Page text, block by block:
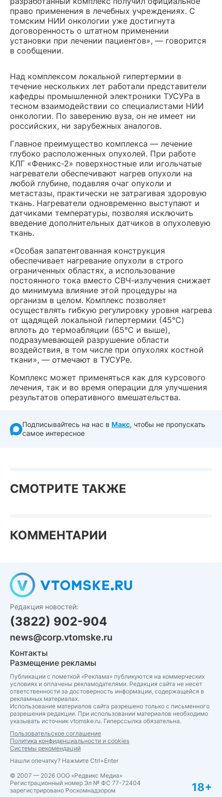
право применения в лечебных учреждениях. С
томским НИИ онкологии уже достигнута
договоренность о штатном применении
установки при лечении пациентов», — говорится
в сообщении.
Над комплексом локальной гипертермии в
течение нескольких лет работали представители
кафедры промышленной электроники ТУСУРа в
тесном взаимодействии со специалистами НИИ
онкологии. По заверению вуза, он не имеет ни
российских, ни зарубежных аналогов.
Главное преимущество комплекса — лечение
глубоко расположенных опухолей. При работе
КЛГ «Феникс-2» поверхностные или игольчатые
нагреватели обеспечивают нагрев опухоли на
любой глубине, подавляя очаг опухоли и
метастазы, практически не затрагивая здоровую
ткань. Нагреватели одновременно выступают и
датчиками температуры, позволяя исключить
введение дополнительных датчиков в опухолевую
ткань.
«Особая запатентованная конструкция
обеспечивает нагревание опухоли в строго
ограниченных областях, а использование
постоянного тока вместо СВЧ-излучения снижает
до минимума влияние этой процедуры на
организм в целом. Комплекс позволяет
осуществлять гибкую регулировку уровня нагрева
от щадящей локальной гипертермии (45°C)
вплоть до термоабляции (65°C и выше),
подразумевающей разрушение области
воздействия, в том числе при опухолях костной
ткани», — отмечают в ТУСУРе.
Комплекс может применяться как для курсового
лечения, так и во время операции для улучшения
результатов оперативного вмешательства.
Подписывайтесь на нас в Макс, чтобы не пропускать
самое интересное
СМОТРИТЕ ТАКЖЕ
КОММЕНТАРИИ
Редакция новостей:
(3822) 902-904
news@corp.vtomske.ru
Контакты
Размещение рекламы
Публикации с пометкой «Реклама» публикуются на коммерческих
условиях и оплачены рекламодателями. Редакция сайта не несет
ответственности за достоверность информации, содержащейся в
рекламных материалах.
Использование материалов сайта разрешено только с письменного
разрешения редакции. При использовании материалов необходимо
указывать источник vtomske.ru. Гиперссылка обязательна.
Пользовательское соглашение
Политика конфиденциальности и cookies
Системы рекомендаций
Нашли опечатку? Нажмите Ctrl+Enter
© 2007 — 2026 ООО «Редвикс Медиа»
Регистрационный номер Эл № ФС 77-72404
зарегистрировано Роскомнадзором
18+